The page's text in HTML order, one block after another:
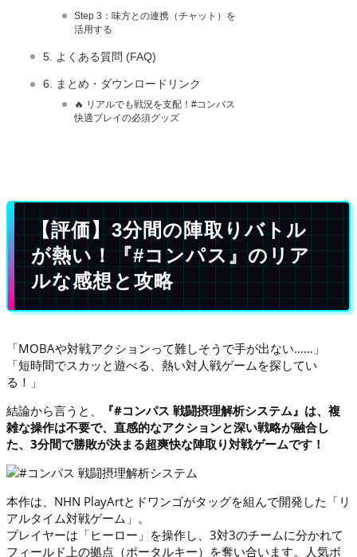
Step 3：味方との連携（チャット）を
活用する
5. よくある質問 (FAQ)
6. まとめ・ダウンロードリンク
🔥 リアルでも戦況を支配！#コンパス
快適プレイの必須グッズ
【評価】3分間の陣取りバトル
が熱い！『#コンパス』のリア
ルな感想と攻略
「MOBAや対戦アクションって難しそうで手が出ない……」
「短時間でスカッと遊べる、熱い対人戦ゲームを探してい
る！」
結論から言うと、
『#コンパス 戦闘摂理解析システム』は、複
雑な操作は不要で、直感的なアクションと深い戦略が融合し
た、3分間で勝敗が決まる超爽快な陣取り対戦ゲームです！
本作は、NHN PlayArtとドワンゴがタッグを組んで開発した「リ
アルタイム対戦ゲーム」。
プレイヤーは「ヒーロー」を操作し、3対3のチームに分かれて
フィールド上の拠点（ポータルキー）を奪い合います。人気ボ